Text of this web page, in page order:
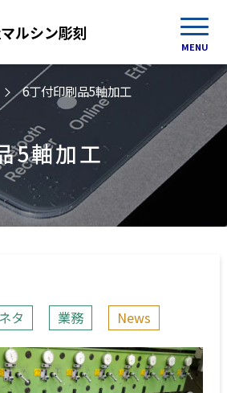
マルシン彫刻
MENU
6丁付印刷品5軸加工
5軸加工
タ
業務 News